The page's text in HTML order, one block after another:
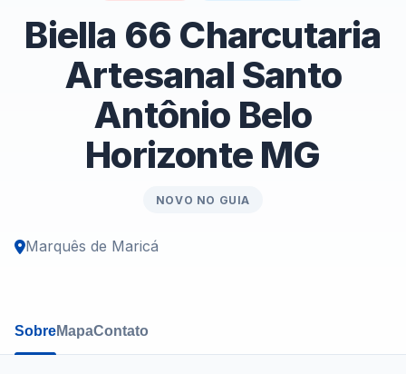
Biella 66 Charcutaria
Artesanal Santo
Antônio Belo
Horizonte MG
NOVO NO GUIA
Marquês de Maricá
SobreMapaContato